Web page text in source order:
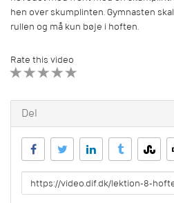
hen over skumplinten. Gymnasten
rullen og må kun bøje i hoften.
Rate this video
Del
URL
to